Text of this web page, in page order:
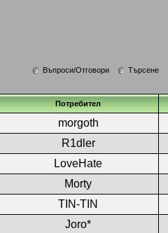
Въпроси/Отговори Търсене
Потребител
morgoth
R1dler
LoveHate
Morty
TIN-TIN
Joro*